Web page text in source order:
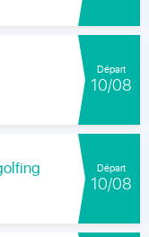
Départ
10/08
Départ
10/08